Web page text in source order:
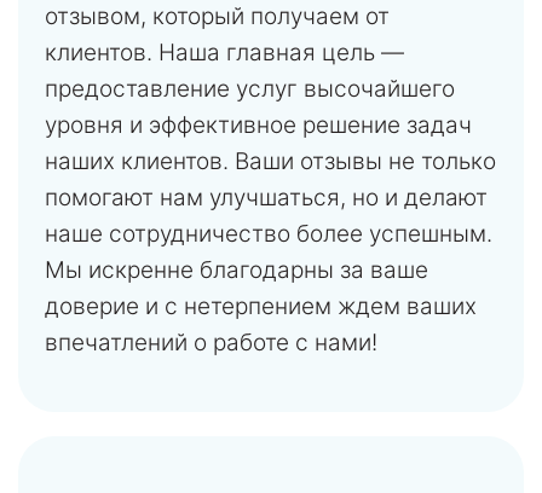
отзывом, который получаем от
клиентов. Наша главная цель —
предоставление услуг высочайшего
уровня и эффективное решение задач
наших клиентов. Ваши отзывы не только
помогают нам улучшаться, но и делают
наше сотрудничество более успешным.
Мы искренне благодарны за ваше
доверие и с нетерпением ждем ваших
впечатлений о работе с нами!